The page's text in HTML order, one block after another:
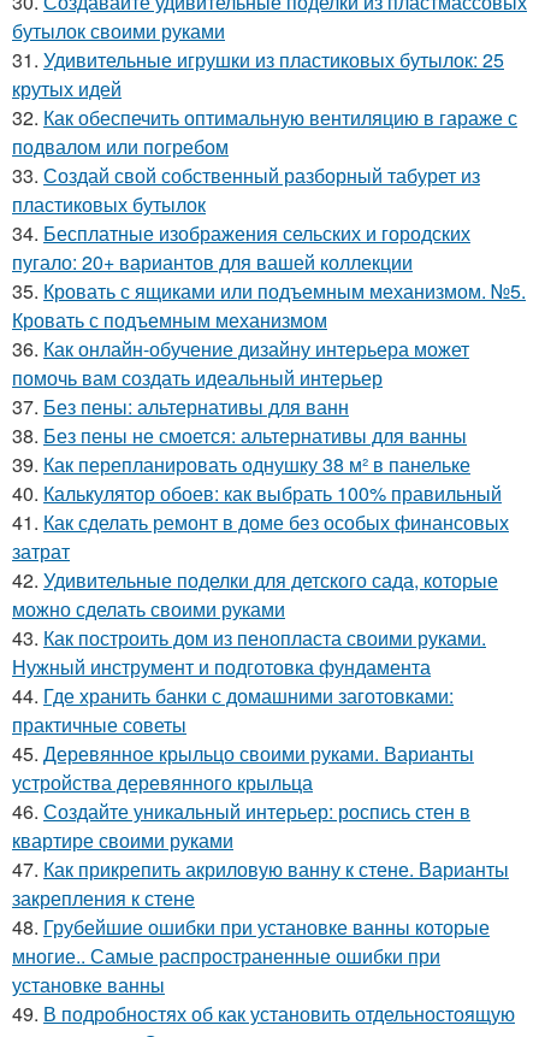
бутылок своими руками
31. Удивительные игрушки из пластиковых бутылок: 25
крутых идей
32. Как обеспечить оптимальную вентиляцию в гараже с
подвалом или погребом
33. Создай свой собственный разборный табурет из
пластиковых бутылок
34. Бесплатные изображения сельских и городских
пугало: 20+ вариантов для вашей коллекции
35. Кровать с ящиками или подъемным механизмом. №5.
Кровать с подъемным механизмом
36. Как онлайн-обучение дизайну интерьера может
помочь вам создать идеальный интерьер
37. Без пены: альтернативы для ванн
38. Без пены не смоется: альтернативы для ванны
39. Как перепланировать однушку 38 м² в панельке
40. Калькулятор обоев: как выбрать 100% правильный
41. Как сделать ремонт в доме без особых финансовых
затрат
42. Удивительные поделки для детского сада, которые
можно сделать своими руками
43. Как построить дом из пенопласта своими руками.
Нужный инструмент и подготовка фундамента
44. Где хранить банки с домашними заготовками:
практичные советы
45. Деревянное крыльцо своими руками. Варианты
устройства деревянного крыльца
46. Создайте уникальный интерьер: роспись стен в
квартире своими руками
47. Как прикрепить акриловую ванну к стене. Варианты
закрепления к стене
48. Грубейшие ошибки при установке ванны которые
многие.. Самые распространенные ошибки при
установке ванны
49. В подробностях об как установить отдельностоящую